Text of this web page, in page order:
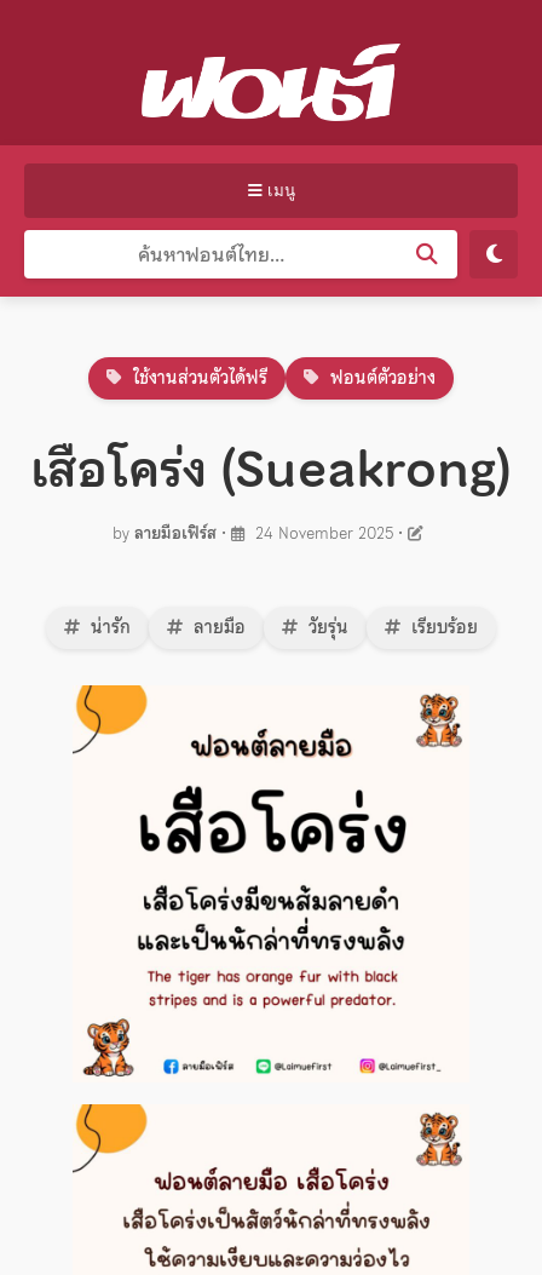
เมนู
ใช้งานส่วนตัวได้ฟรี ฟอนต์ตัวอย่าง
เสือโคร่ง (Sueakrong)
byลายมือเฟิร์ส • 24 November 2025 •
น่ารัก ลายมือ วัยรุ่น เรียบร้อย